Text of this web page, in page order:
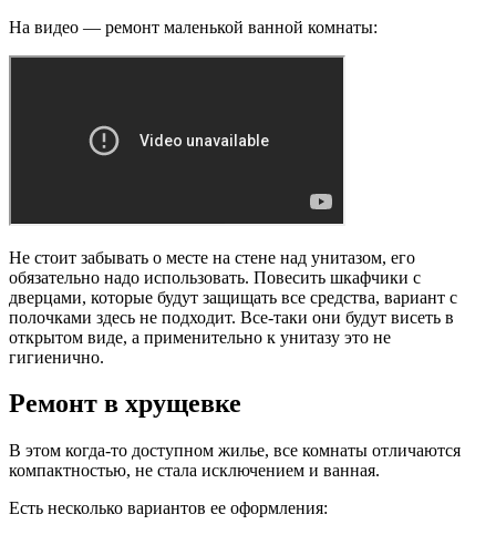
На видео — ремонт маленькой ванной комнаты:
Не стоит забывать о месте на стене над унитазом, его
обязательно надо использовать. Повесить шкафчики с
дверцами, которые будут защищать все средства, вариант с
полочками здесь не подходит. Все-таки они будут висеть в
открытом виде, а применительно к унитазу это не
гигиенично.
Ремонт в хрущевке
В этом когда-то доступном жилье, все комнаты отличаются
компактностью, не стала исключением и ванная.
Есть несколько вариантов ее оформления: